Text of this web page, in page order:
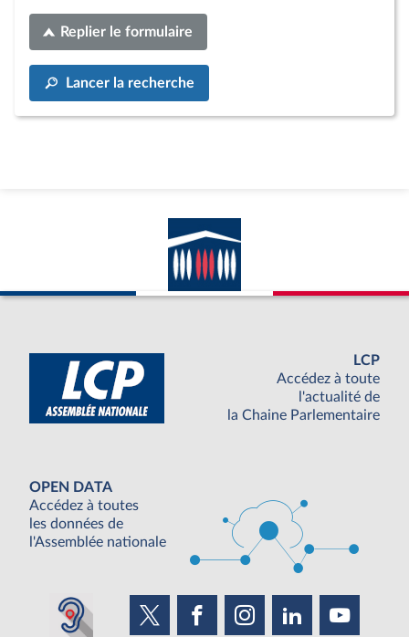
Replier le formulaire
Lancer la recherche
LCP
Accédez à toute
l'actualité de
la Chaine Parlementaire
OPEN DATA
Accédez à toutes
les données de
l'Assemblée nationale